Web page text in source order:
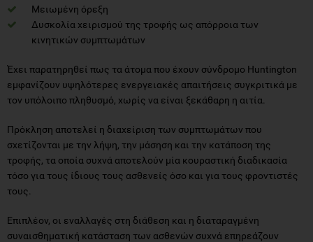
Μειωμένη όρεξη
Δυσκολία χειρισμού της τροφής ως απόρροια των
κινητικών συμπτωμάτων
Έχει παρατηρηθεί πως τα άτομα που έχουν σύνδρομο Huntington
εμφανίζουν υψηλότερες ενεργειακές απαιτήσεις συγκριτικά με
τον υπόλοιπο πληθυσμό, χωρίς να είναι ξεκάθαρη η αιτία.
Πρόκληση αποτελεί η διαχείριση των συμπτωμάτων που
σχετίζονται με την λήψη, την μάσηση και την κατάποση της
τροφής, τα οποία συχνά αποτελούν μία κουραστική διαδικασία
τόσο για τους ίδιους τους ασθενείς όσο και για τους φροντιστές
τους.
Επιπλέον, οι εναλλαγές στη διάθεση και η διαταραγμένη
συναισθηματική κατάσταση των ασθενών συχνά επηρεάζουν